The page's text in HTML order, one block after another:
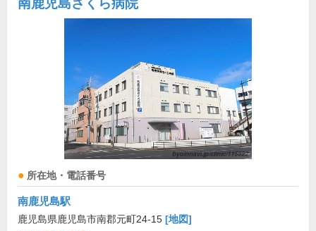
南鹿児島さくら病院
所在地・電話番号
南鹿児島駅
鹿児島県鹿児島市南郡元町24-15 [地図]